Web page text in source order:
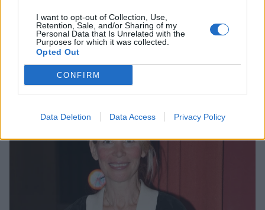
I want to opt-out of Collection, Use,
Retention, Sale, and/or Sharing of my
Personal Data that Is Unrelated with the
Purposes for which it was collected.
Opted Out
CONFIRM
Data Deletion Data Access Privacy Policy
Άννα Μαρία Βέλλη: Απέτυχε η πρωτότυπη
ιδέα που είχε για τον γάμο της – «Δεν θα το
ξαναέκανα»
CELEBRITIES